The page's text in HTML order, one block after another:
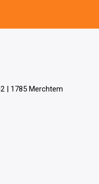
| 1785 Merchtem